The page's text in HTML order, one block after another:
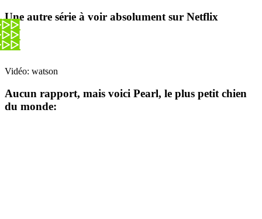
Une autre série à voir absolument sur Netflix
Vidéo: watson
Aucun rapport, mais voici Pearl, le plus petit chien
du monde: